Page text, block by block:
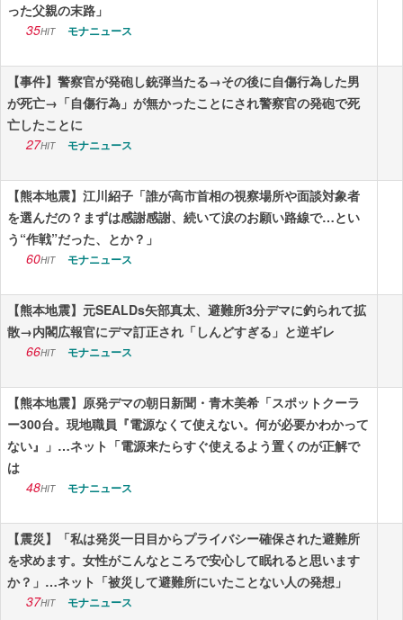
った父親の末路」
35HIT モナニュース
【事件】警察官が発砲し銃弾当たる→その後に自傷行為した男
が死亡→「自傷行為」が無かったことにされ警察官の発砲で死
亡したことに
27HIT モナニュース
【熊本地震】江川紹子「誰が高市首相の視察場所や面談対象者
を選んだの？まずは感謝感謝、続いて涙のお願い路線で…とい
う“作戦”だった、とか？」
60HIT モナニュース
【熊本地震】元SEALDs矢部真太、避難所3分デマに釣られて拡
散→内閣広報官にデマ訂正され「しんどすぎる」と逆ギレ
66HIT モナニュース
【熊本地震】原発デマの朝日新聞・青木美希「スポットクーラ
ー300台。現地職員『電源なくて使えない。何が必要かわかって
ない』」…ネット「電源来たらすぐ使えるよう置くのが正解で
は
48HIT モナニュース
【震災】「私は発災一日目からプライバシー確保された避難所
を求めます。女性がこんなところで安心して眠れると思います
か？」…ネット「被災して避難所にいたことない人の発想」
37HIT モナニュース